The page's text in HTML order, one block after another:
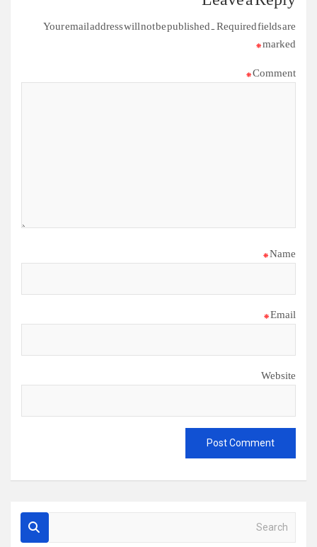
Your email address will not be published. Required fields are
marked
*
Comment
*
Name
*
Email
*
Website